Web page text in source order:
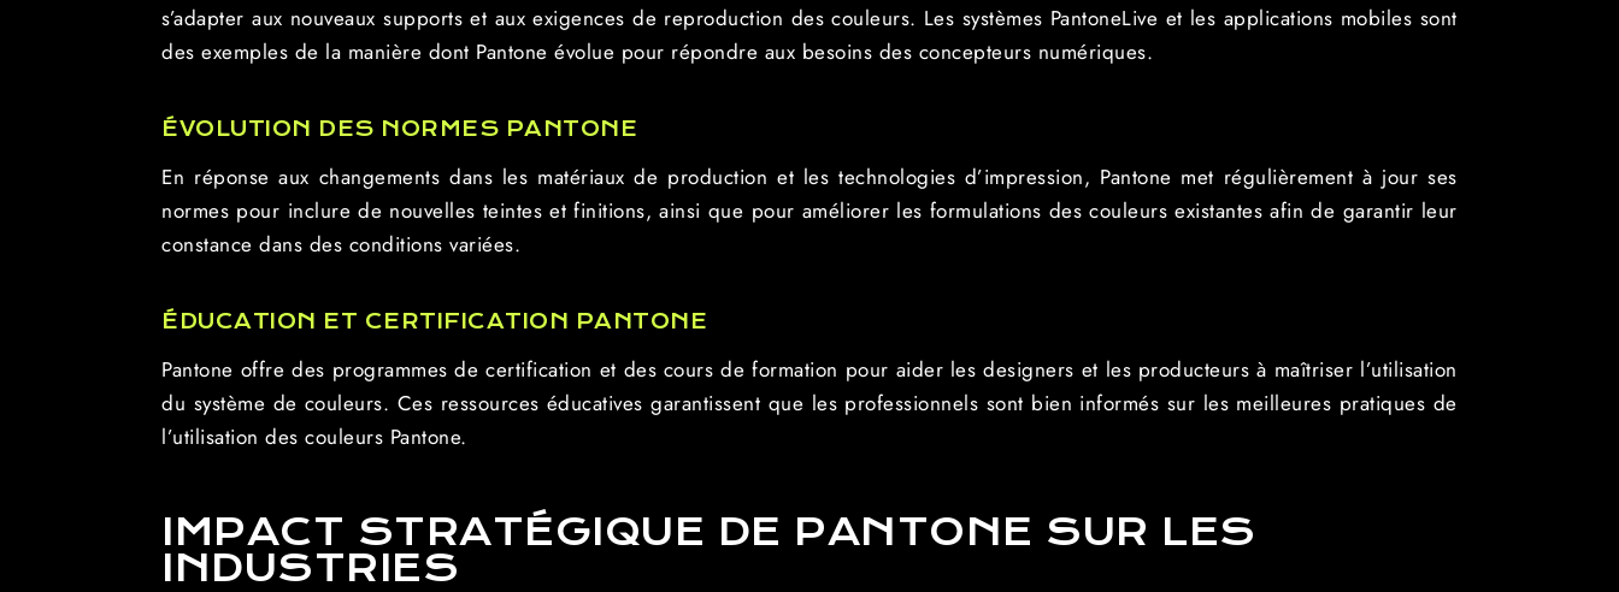
s’adapter aux nouveaux supports et aux exigences de reproduction des couleurs. Les systèmes PantoneLive et les applications mobiles sont
des exemples de la manière dont Pantone évolue pour répondre aux besoins des concepteurs numériques.
ÉVOLUTION DES NORMES PANTONE
En réponse aux changements dans les matériaux de production et les technologies d’impression, Pantone met régulièrement à jour ses
normes pour inclure de nouvelles teintes et finitions, ainsi que pour améliorer les formulations des couleurs existantes afin de garantir leur
constance dans des conditions variées.
ÉDUCATION ET CERTIFICATION PANTONE
Pantone offre des programmes de certification et des cours de formation pour aider les designers et les producteurs à maîtriser l’utilisation
du système de couleurs. Ces ressources éducatives garantissent que les professionnels sont bien informés sur les meilleures pratiques de
l’utilisation des couleurs Pantone.
IMPACT STRATÉGIQUE DE PANTONE SUR LES
INDUSTRIES